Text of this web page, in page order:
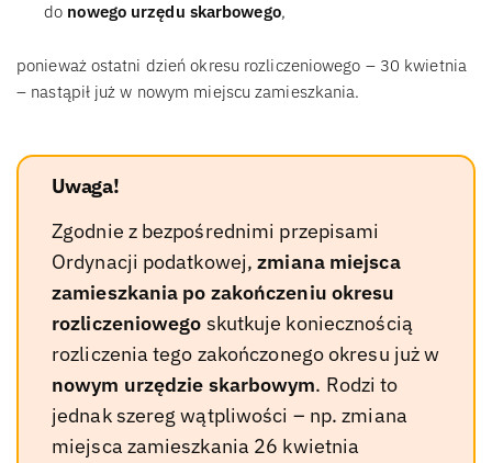
do nowego urzędu skarbowego,
ponieważ ostatni dzień okresu rozliczeniowego – 30 kwietnia
– nastąpił już w nowym miejscu zamieszkania.
Uwaga!
Zgodnie z bezpośrednimi przepisami
Ordynacji podatkowej,zmiana miejsca
zamieszkania po zakończeniu okresu
rozliczeniowego skutkuje koniecznością
rozliczenia tego zakończonego okresu już w
nowym urzędzie skarbowym. Rodzi to
jednak szereg wątpliwości – np. zmiana
miejsca zamieszkania 26 kwietnia